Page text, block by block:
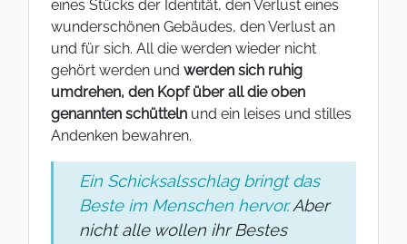
eines Stücks der Identität, den Verlust eines
wunderschönen Gebäudes, den Verlust an
und für sich. All die werden wieder nicht
gehört werden und werden sich ruhig
umdrehen, den Kopf über all die oben
genannten schütteln und ein leises und stilles
Andenken bewahren.
Ein Schicksalsschlag bringt das
Beste im Menschen hervor.Aber
nicht alle wollen ihr Bestes